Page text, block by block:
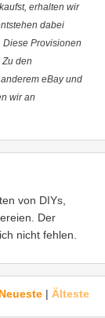
erhalten wir
dabei
Provisionen
den
eBay und
wir an
von DIYs,
Der
nicht fehlen.
Neueste | Älteste